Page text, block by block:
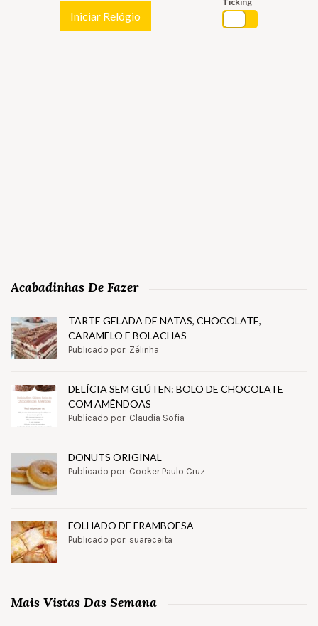
Iniciar Relógio
Acabadinhas De Fazer
TARTE GELADA DE NATAS, CHOCOLATE,
CARAMELO E BOLACHAS
Publicado por: Zélinha
DELÍCIA SEM GLÚTEN: BOLO DE CHOCOLATE
COM AMÊNDOAS
Publicado por: Claudia Sofia
DONUTS ORIGINAL
Publicado por: Cooker Paulo Cruz
FOLHADO DE FRAMBOESA
Publicado por: suareceita
Mais Vistas Das Semana